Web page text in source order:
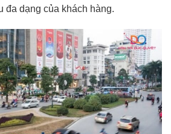
đa dạng của khách hàng.